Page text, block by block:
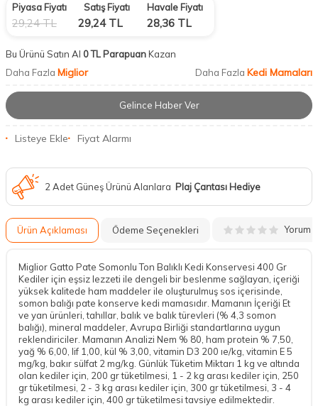
Piyasa Fiyatı
29,24TL
Satış Fiyatı
29,24TL
Havale Fiyatı
28,36 TL
Bu Ürünü Satın Al 0 TL ParapuanKazan
Daha Fazla Miglior Daha Fazla Kedi Mamaları
Gelince Haber Ver
Listeye Ekle Fiyat Alarmı
2 Adet Güneş Ürünü Alanlara Plaj Çantası Hediye
Ürün Açıklaması Ödeme Seçenekleri Yorum
Miglior Gatto Pate Somonlu Ton Balıklı Kedi Konservesi 400 Gr
Kediler için eşsiz lezzeti ile dengeli bir beslenme sağlayan, içeriği
yüksek kalitede ham maddeler ile oluşturulmuş sos içerisinde,
somon balığı pate konserve kedi mamasıdır. Mamanın İçeriği Et
ve yan ürünleri, tahıllar, balık ve balık türevleri (% 4,3 somon
balığı), mineral maddeler, Avrupa Birliği standartlarına uygun
reklendiriciler. Mamanın Analizi Nem % 80, ham protein % 7,50,
yağ % 6,00, lif 1,00, kül % 3,00, vitamin D3 200 ıe/kg, vitamin E 5
mg/kg, bakır sülfat 2 mg/kg. Günlük Tüketim Miktarı 1 kg ve altında
olan kediler için, 200 gr tüketilmesi, 1 - 2 kg arası kediler için, 250
gr tüketilmesi, 2 - 3 kg arası kediler için, 300 gr tüketilmesi, 3 - 4
kg arası kediler için, 400 gr tüketilmesi tavsiye edilmektedir.